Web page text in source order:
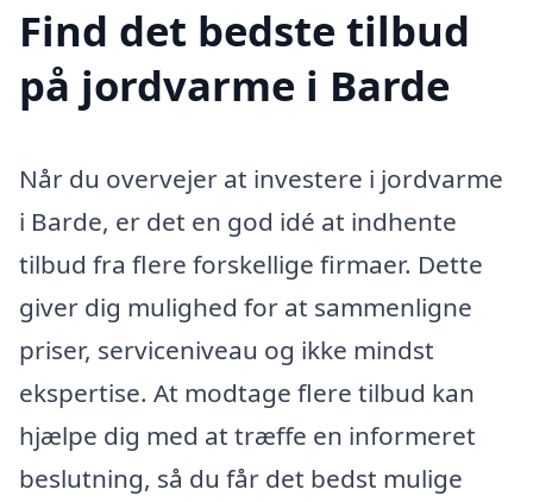
Find det bedste tilbud
på jordvarme i Barde
Når du overvejer at investere i jordvarme
i Barde, er det en god idé at indhente
tilbud fra flere forskellige firmaer. Dette
giver dig mulighed for at sammenligne
priser, serviceniveau og ikke mindst
ekspertise. At modtage flere tilbud kan
hjælpe dig med at træffe en informeret
beslutning, så du får det bedst mulige